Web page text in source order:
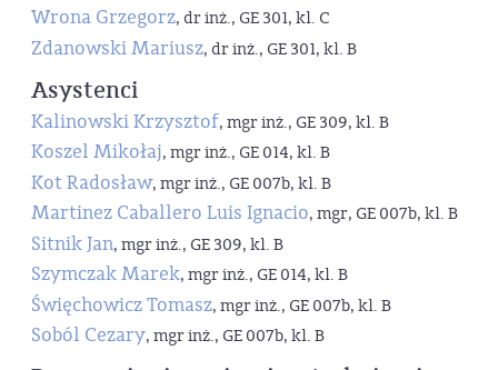
Wrona Grzegorz, dr inż., GE 301, kl. C
Zdanowski Mariusz, dr inż., GE 301, kl. B
Asystenci
Kalinowski Krzysztof, mgr inż., GE 309, kl. B
Koszel Mikołaj, mgr inż., GE 014, kl. B
Kot Radosław, mgr inż., GE 007b, kl. B
Martinez Caballero Luis Ignacio, mgr, GE 007b, kl. B
Sitnik Jan, mgr inż., GE 309, kl. B
Szymczak Marek, mgr inż., GE 014, kl. B
Święchowicz Tomasz, mgr inż., GE 007b, kl. B
Soból Cezary, mgr inż., GE 007b, kl. B